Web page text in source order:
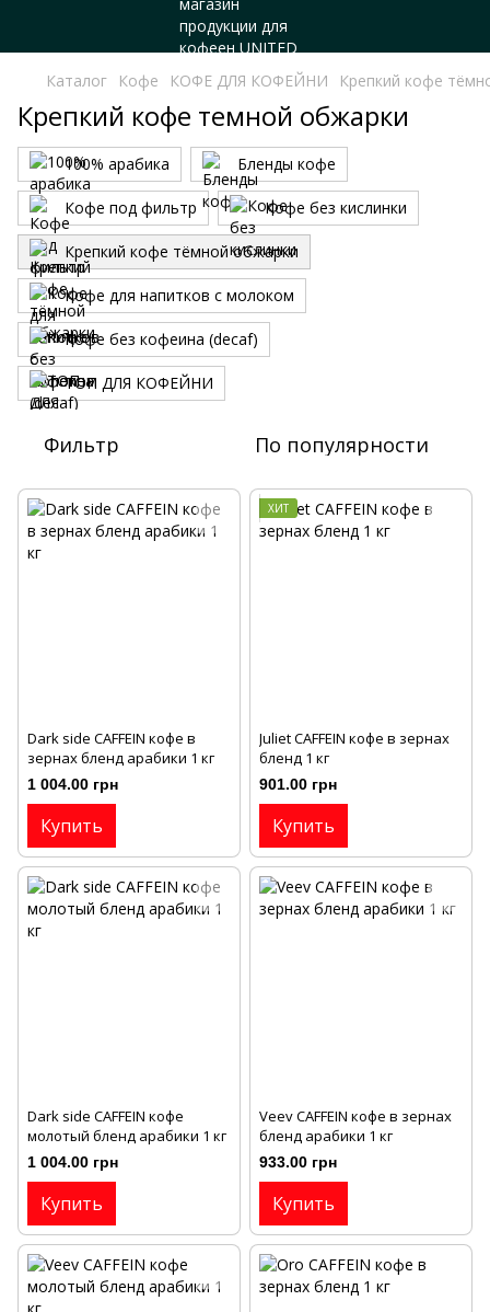
Каталог Кофе КОФЕ ДЛЯ КОФЕЙНИ Крепкий кофе
Крепкий кофе темной обжарки
100% арабика Бленды кофе
Кофе под фильтр Кофе без кислинки
Крепкий кофе тёмной обжарки
Кофе для напитков с молоком
Кофе без кофеина (decaf)
ТОП ДЛЯ КОФЕЙНИ
Фильтр По популярности
Dark side CAFFEIN кофе в
зернах бленд арабики 1 кг
1 004.00 грн
Купить
ХИТ
Juliet CAFFEIN кофе в зернах
бленд 1 кг
901.00 грн
Купить
Dark side CAFFEIN кофе
молотый бленд арабики 1 кг
1 004.00 грн
Купить
Veev CAFFEIN кофе в зернах
бленд арабики 1 кг
933.00 грн
Купить